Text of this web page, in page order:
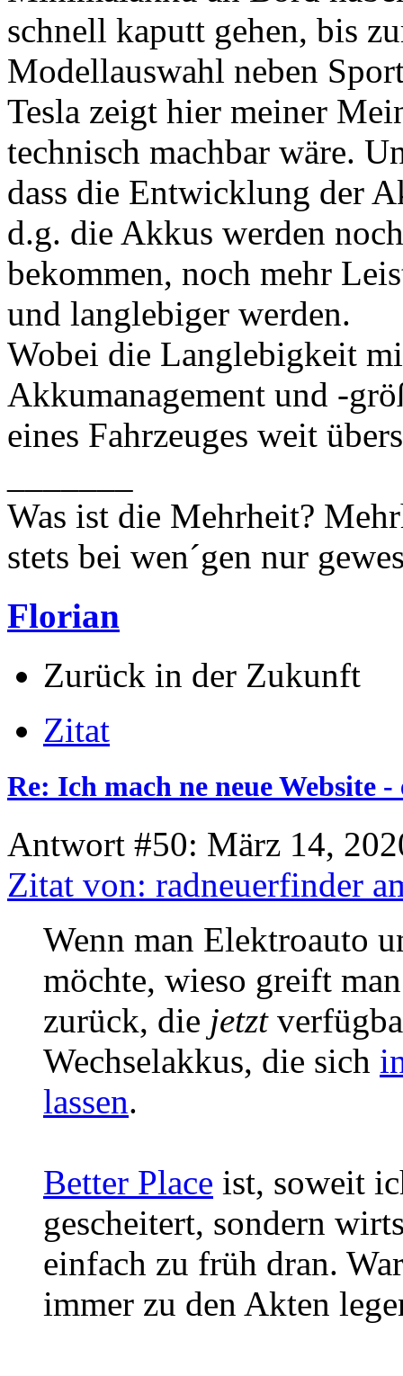
schnell kaputt gehen, bis
Modellauswahl neben
Tesla zeigt hier meiner
technisch machbar wäre.
dass die Entwicklung der
d.g. die Akkus werden
bekommen, noch mehr
und langlebiger werden.
Wobei die Langlebigkeit
Akkumanagement und -
eines Fahrzeuges weit
Was ist die Mehrheit?
stets bei wen´gen nur
Florian
Zurück in der Zukunft
Zitat
Re: Ich mach ne neue Website -
Antwort #50: März 14,
Zitat von: radneuerfinder
Wenn man Elektroauto
möchte, wieso greift
zurück, die jetzt
Wechselakkus, die sich
lassen.
Better Place ist, soweit
gescheitert, sondern
einfach zu früh dran.
immer zu den Akten